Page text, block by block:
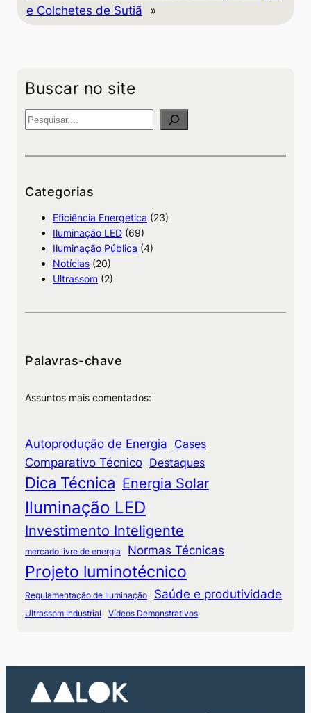
e Colchetes de Sutiã
»
Buscar no site
P
s
u
Categorias
Eficiência Energética (23)
Iluminação LED (69)
Iluminação Pública (4)
Notícias (20)
Ultrassom (2)
Palavras-chave
Assuntos mais comentados:
Autoprodução de Energia Cases
Comparativo Técnico Destaques
Dica Técnica Energia Solar
Iluminação LED
Investimento Inteligente
mercado livre de energia Normas Técnicas
Projeto luminotécnico
Regulamentação de Iluminação Saúde e produtividade
Ultrassom Industrial Vídeos Demonstrativos